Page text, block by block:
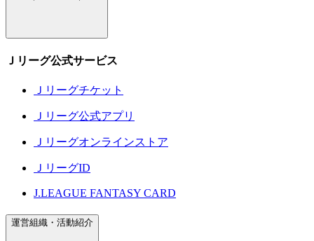
Ｊリーグ公式サービス
Ｊリーグチケット
Ｊリーグ公式アプリ
Ｊリーグオンラインストア
ＪリーグID
J.LEAGUE FANTASY CARD
運営組織・活動紹介